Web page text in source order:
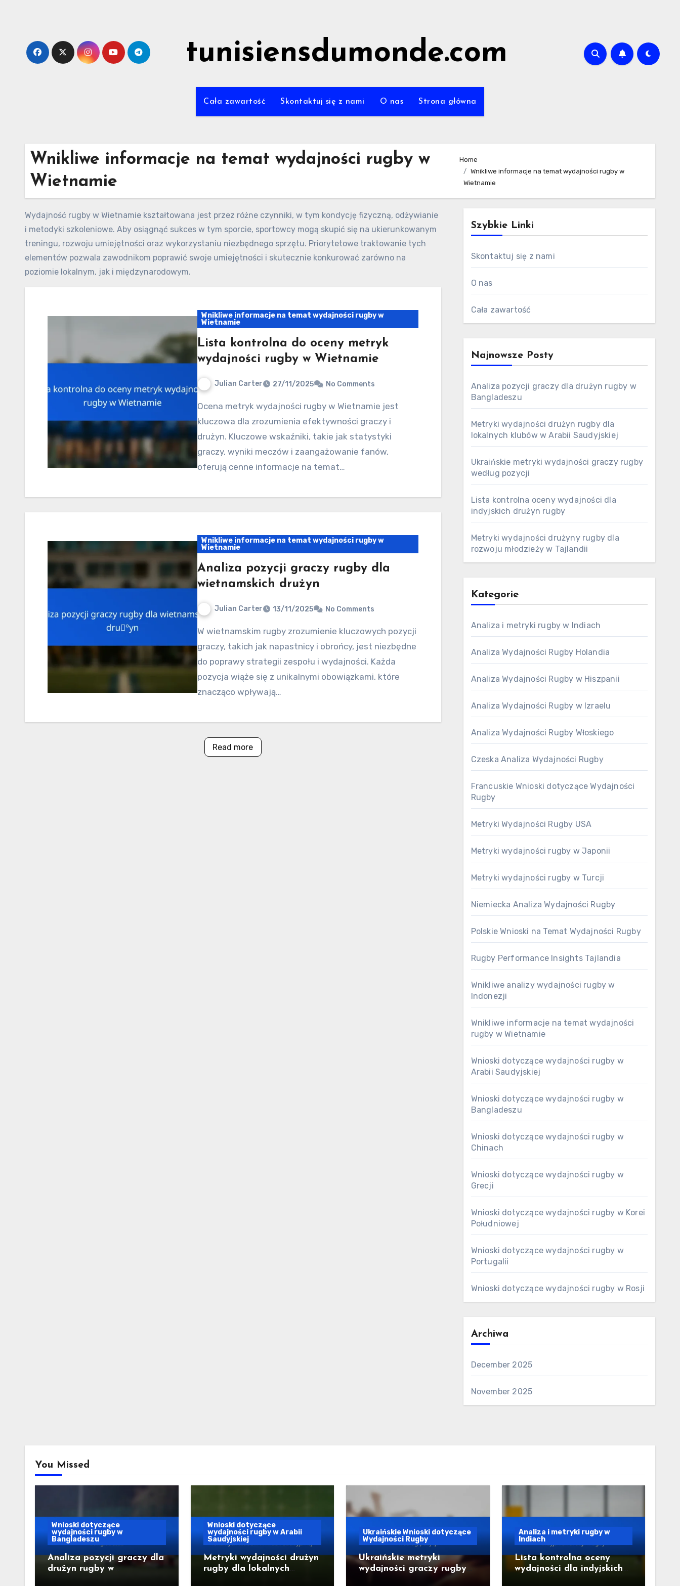
tunisiensdumonde.com
Cała zawartość Skontaktuj się z nami O nas Strona główna
Wnikliwe informacje na temat wydajności rugby w
Wietnamie
Home
Wnikliwe informacje na temat wydajności rugby w
Wietnamie
Wydajność rugby w Wietnamie kształtowana jest przez różne czynniki, w tym kondycję fizyczną, odżywianie
i metodyki szkoleniowe. Aby osiągnąć sukces w tym sporcie, sportowcy mogą skupić się na ukierunkowanym
treningu, rozwoju umiejętności oraz wykorzystaniu niezbędnego sprzętu. Priorytetowe traktowanie tych
elementów pozwala zawodnikom poprawić swoje umiejętności i skutecznie konkurować zarówno na
poziomie lokalnym, jak i międzynarodowym.
Wnikliwe informacje na temat wydajności rugby w
Wietnamie
Lista kontrolna do oceny metryk
wydajności rugby w Wietnamie
Julian Carter 27/11/2025 No Comments
Ocena metryk wydajności rugby w Wietnamie jest
kluczowa dla zrozumienia efektywności graczy i
drużyn. Kluczowe wskaźniki, takie jak statystyki
graczy, wyniki meczów i zaangażowanie fanów,
oferują cenne informacje na temat…
Wnikliwe informacje na temat wydajności rugby w
Wietnamie
Analiza pozycji graczy rugby dla
wietnamskich drużyn
Julian Carter 13/11/2025 No Comments
W wietnamskim rugby zrozumienie kluczowych pozycji
graczy, takich jak napastnicy i obrońcy, jest niezbędne
do poprawy strategii zespołu i wydajności. Każda
pozycja wiąże się z unikalnymi obowiązkami, które
znacząco wpływają…
Read more
Szybkie Linki
Skontaktuj się z nami
O nas
Cała zawartość
Najnowsze Posty
Analiza pozycji graczy dla drużyn rugby w
Bangladeszu
Metryki wydajności drużyn rugby dla
lokalnych klubów w Arabii Saudyjskiej
Ukraińskie metryki wydajności graczy rugby
według pozycji
Lista kontrolna oceny wydajności dla
indyjskich drużyn rugby
Metryki wydajności drużyny rugby dla
rozwoju młodzieży w Tajlandii
Kategorie
Analiza i metryki rugby w Indiach
Analiza Wydajności Rugby Holandia
Analiza Wydajności Rugby w Hiszpanii
Analiza Wydajności Rugby w Izraelu
Analiza Wydajności Rugby Włoskiego
Czeska Analiza Wydajności Rugby
Francuskie Wnioski dotyczące Wydajności
Rugby
Metryki Wydajności Rugby USA
Metryki wydajności rugby w Japonii
Metryki wydajności rugby w Turcji
Niemiecka Analiza Wydajności Rugby
Polskie Wnioski na Temat Wydajności Rugby
Rugby Performance Insights Tajlandia
Wnikliwe analizy wydajności rugby w
Indonezji
Wnikliwe informacje na temat wydajności
rugby w Wietnamie
Wnioski dotyczące wydajności rugby w
Arabii Saudyjskiej
Wnioski dotyczące wydajności rugby w
Bangladeszu
Wnioski dotyczące wydajności rugby w
Chinach
Wnioski dotyczące wydajności rugby w
Grecji
Wnioski dotyczące wydajności rugby w Korei
Południowej
Wnioski dotyczące wydajności rugby w
Portugalii
Wnioski dotyczące wydajności rugby w Rosji
Archiwa
December 2025
November 2025
You Missed
Wnioski dotyczące
wydajności rugby w
Bangladeszu
Analiza pozycji graczy dla
drużyn rugby w
Wnioski dotyczące
wydajności rugby w Arabii
Saudyjskiej
Metryki wydajności drużyn
rugby dla lokalnych
Ukraińskie Wnioski dotyczące
Wydajności Rugby
Ukraińskie metryki
wydajności graczy rugby
Analiza i metryki rugby w
Indiach
Lista kontrolna oceny
wydajności dla indyjskich